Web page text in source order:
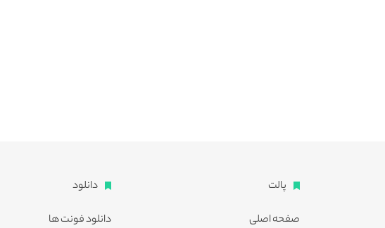
پالت
صفحه اصلی
دانلود
دانلود فونت ها